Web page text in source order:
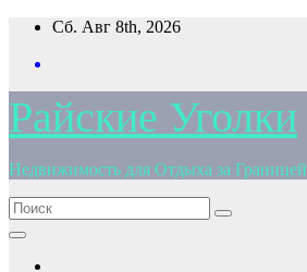
Перейти
содержимому
Сб. Авг 8th, 2026
Райские Уголки
Недвижимость для Отдыха за Границей